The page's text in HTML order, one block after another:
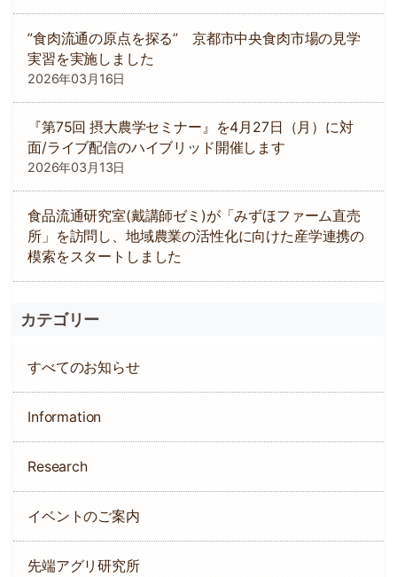
”食肉流通の原点を探る” 京都市中央食肉市場の見学
実習を実施しました
2026年03月16日
『第75回 摂大農学セミナー』を4月27日（月）に対
面/ライブ配信のハイブリッド開催します
2026年03月13日
食品流通研究室(戴講師ゼミ)が「みずほファーム直売
所」を訪問し、地域農業の活性化に向けた産学連携の
模索をスタートしました
カテゴリー
すべてのお知らせ
Information
Research
イベントのご案内
先端アグリ研究所